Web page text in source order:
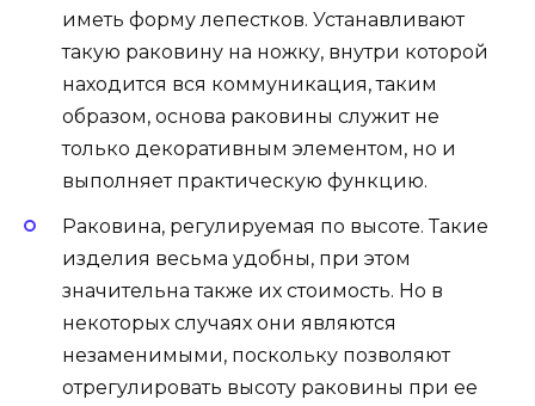
иметь форму лепестков. Устанавливают
такую раковину на ножку, внутри которой
находится вся коммуникация, таким
образом, основа раковины служит не
только декоративным элементом, но и
выполняет практическую функцию.
Раковина, регулируемая по высоте. Такие
изделия весьма удобны, при этом
значительна также их стоимость. Но в
некоторых случаях они являются
незаменимыми, поскольку позволяют
отрегулировать высоту раковины при ее